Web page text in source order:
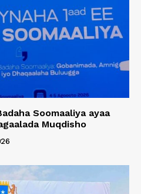
Soomaaliya ayaa
Muqdisho